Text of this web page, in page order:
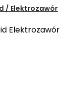
/ Elektrozawór
Elektrozawór